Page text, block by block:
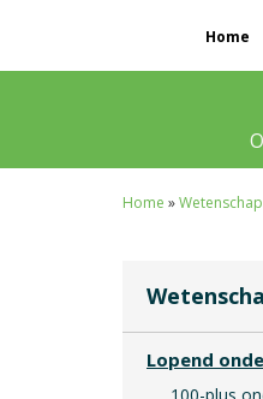
Home
Home »Wetenschap
Lopend